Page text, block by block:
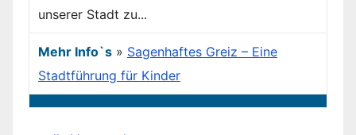
unserer Stadt zu...
Mehr Info`s » Sagenhaftes Greiz – Eine
Stadtführung für Kinder